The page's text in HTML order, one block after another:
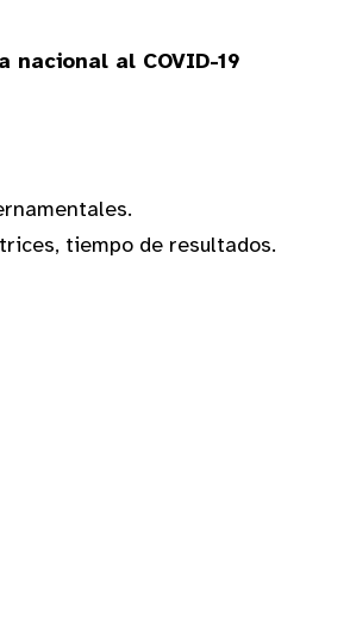
al COVID-19
la trasmisión
tiempo de resultados.